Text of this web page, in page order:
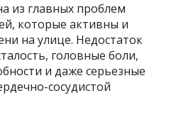
из главных проблем
которые активны и
на улице. Недостаток
головные боли,
и даже серьезные
сосудистой